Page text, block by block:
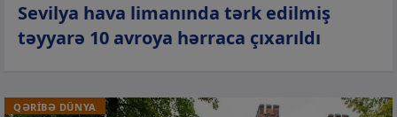
Sevilya hava limanında tərk edilmiş
təyyarə 10 avroya hərraca çıxarıldı
QƏRİBƏ DÜNYA